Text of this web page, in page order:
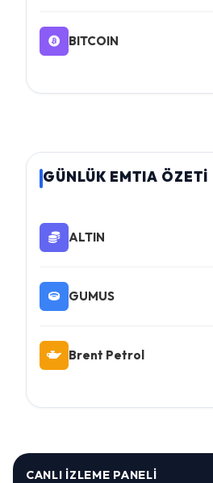
BITCOIN
GÜNLÜK EMTIA ÖZETİ
ALTIN
GUMUS
Brent Petrol
CANLI İZLEME PANELI